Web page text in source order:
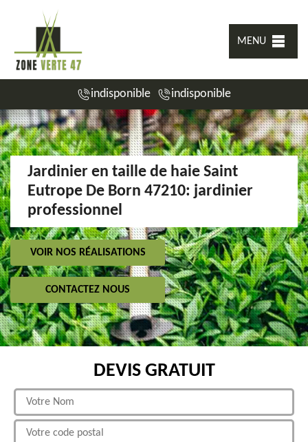
MENU
indisponible indisponible
Jardinier en taille de haie Saint
Eutrope De Born 47210: jardinier
professionnel
VOIR NOS RÉALISATIONS
CONTACTEZ NOUS
DEVIS GRATUIT